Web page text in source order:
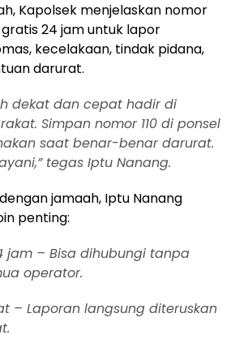
Kapolsek menjelaskan nomor
gratis 24 jam untuk lapor
kecelakaan, tindak pidana,
darurat.
dekat dan cepat hadir di
Simpan nomor 110 di ponsel
saat benar-benar darurat.
tegas Iptu Nanang.
jamaah, Iptu Nanang
penting:
jam – Bisa dihubungi tanpa
operator.
– Laporan langsung diteruskan